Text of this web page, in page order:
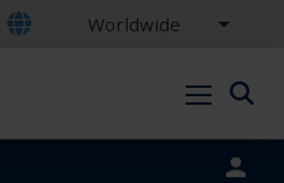
Worldwide